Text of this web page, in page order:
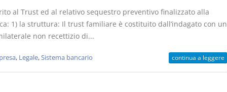
al Trust ed al relativo sequestro preventivo finalizzato alla
1) la struttura: Il trust familiare è costituito dall’indagato con un
non recettizio di...
, Legale,Sistema bancario continua a leggere